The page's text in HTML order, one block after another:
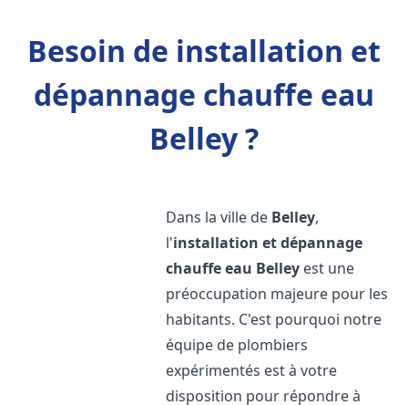
Besoin de installation et
dépannage chauffe eau
Belley ?
Dans la ville de Belley,
l'installation et dépannage
chauffe eau Belley est une
préoccupation majeure pour les
habitants. C'est pourquoi notre
équipe de plombiers
expérimentés est à votre
disposition pour répondre à